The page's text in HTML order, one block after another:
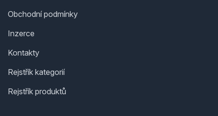
Obchodní podmínky
Inzerce
Kontakty
Rejstřík kategorií
Rejstřík produktů